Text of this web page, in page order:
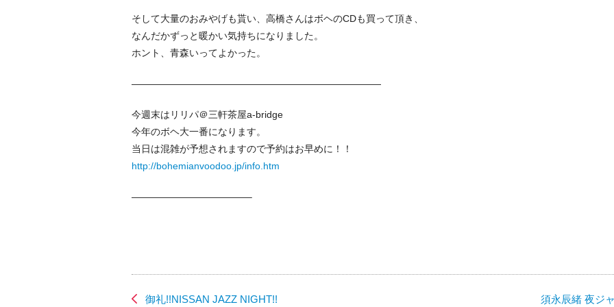
そして大量のおみやげも貰い、高橋さんはボヘのCDも買って頂き、
なんだかずっと暖かい気持ちになりました。
ホント、青森いってよかった。
——————————————————————————
今週末はリリパ＠三軒茶屋a-bridge
今年のボヘ大一番になります。
当日は混雑が予想されますので予約はお早めに！！
http://bohemianvoodoo.jp/info.htm
————————————–
須永辰緒 夜ジ
御礼!!NISSAN JAZZ NIGHT!!